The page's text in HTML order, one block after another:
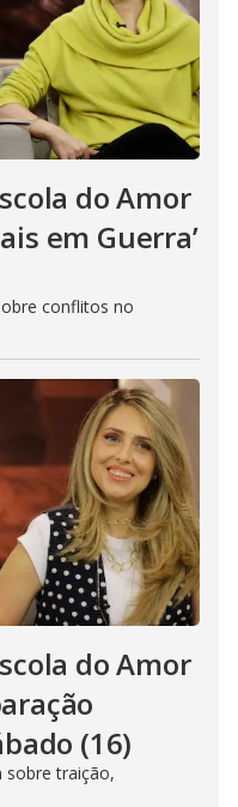
do Amor
em Guerra’
conflitos no
do Amor
(16)
sobre traição,